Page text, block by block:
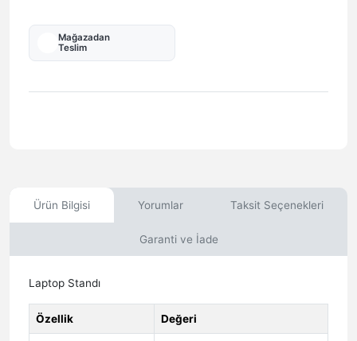
Mağazadan
Teslim
Ürün Bilgisi Yorumlar Taksit Seçenekleri
Garanti ve İade
Laptop Standı
Özellik Değeri